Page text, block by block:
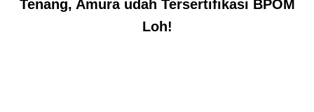
Tenang, Amura udah Tersertifikasi BPOM
Loh!